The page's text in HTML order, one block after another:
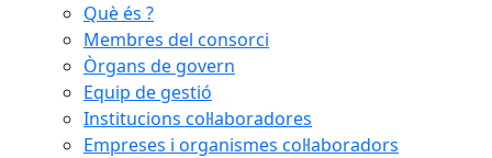
Què és ?
Membres del consorci
Òrgans de govern
Equip de gestió
Institucions col·laboradores
Empreses i organismes col·laboradors